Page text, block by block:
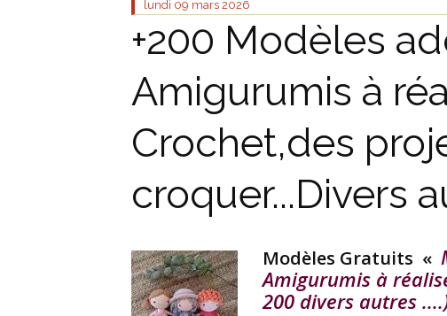
lundi 09 mars 2026
+200 Modèles
Amigurumis à
Crochet,des
croquer...Divers
Modèles Gratuits «
Amigurumis à
200 divers autres